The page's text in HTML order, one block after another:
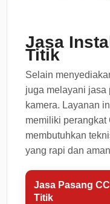
Jasa
Titik
Selain
juga melayani jasa
kamera. Layanan
memiliki
membutuhkan
yang rapi dan
Jasa Pasang
Titik